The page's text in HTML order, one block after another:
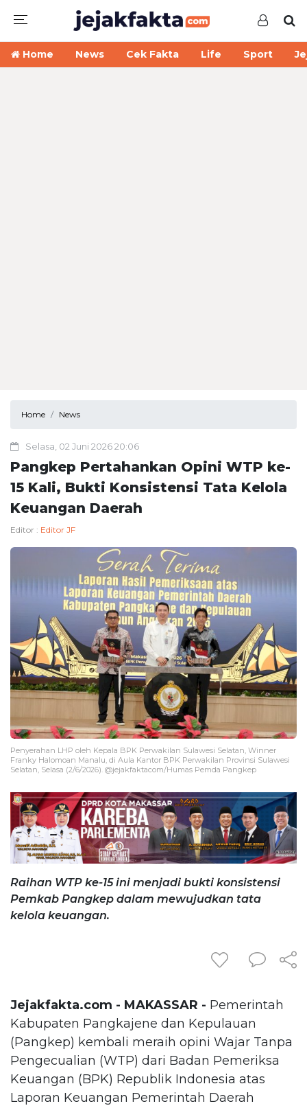
Home News Cek Fakta Life Sport
Home News
Selasa, 02 Juni 2026 20:06
Pangkep Pertahankan Opini WTP ke-
15 Kali, Bukti Konsistensi Tata Kelola
Keuangan Daerah
Editor : Editor JF
Penyerahan LHP oleh Kepala BPK Perwakilan Sulawesi Selatan, Winner
Franky Halomoan Manalu, di Aula Kantor BPK Perwakilan Provinsi Sulawesi
Selatan, Selasa (2/6/2026). @jejakfaktacom/Humas Pemda Pangkep
Raihan WTP ke-15 ini menjadi bukti konsistensi
Pemkab Pangkep dalam mewujudkan tata
kelola keuangan.
Jejakfakta.com - MAKASSAR - Pemerintah
Kabupaten Pangkajene dan Kepulauan
(Pangkep) kembali meraih opini Wajar Tanpa
Pengecualian (WTP) dari Badan Pemeriksa
Keuangan (BPK) Republik Indonesia atas
Laporan Keuangan Pemerintah Daerah